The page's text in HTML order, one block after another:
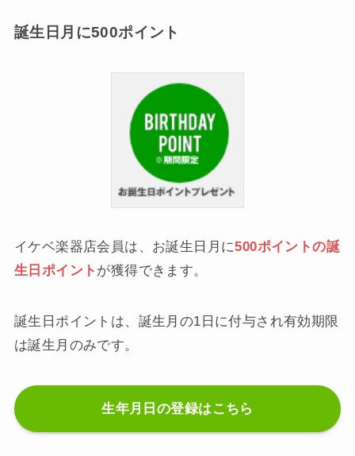
誕生日月に500ポイント
イケベ楽器店会員は、お誕生日月に500ポイントの誕
生日ポイント が獲得できます。
誕生日ポイントは、誕生月の1日に付与され有効期限
は誕生月のみです。
生年月日の登録はこちら